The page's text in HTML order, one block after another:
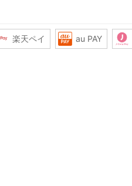
楽天ペイ au PAY